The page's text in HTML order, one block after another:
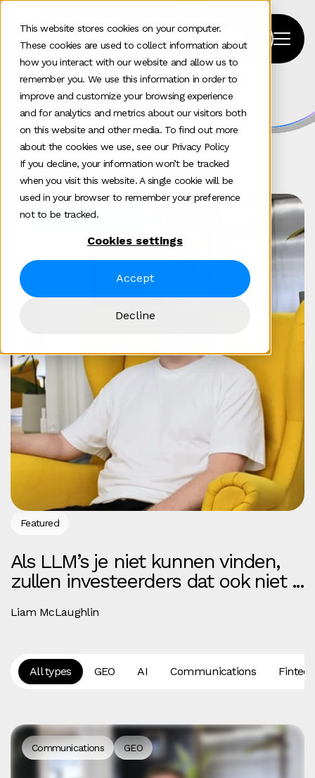
This website stores cookies on your computer.
These cookies are used to collect information about
how you interact with our website and allow us to
remember you. We use this information in order to
improve and customize your browsing experience
and for analytics and metrics about our visitors both
on this website and other media. To find out more
about the cookies we use, see our Privacy Policy
If you decline, your information won’t be tracked
when you visit this website. A single cookie will be
used in your browser to remember your preference
not to be tracked.
Cookies settings
Accept
Decline
Home News and insights
News & Insights
Communications
Featured
Als LLM’s je niet kunnen vinden,
zullen investeerders dat ook niet ...
Liam McLaughlin
All types GEO AI Communications Fintech
Communications GEO